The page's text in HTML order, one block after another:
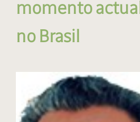
momento
no Brasil